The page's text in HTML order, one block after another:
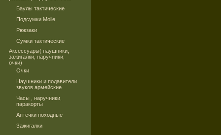
Баулы тактические
Подсумки Molle
Рюкзаки
Сумки тактические
Аксессуары( наушники,
зажигалки, наручники,
очки)
Очки
Наушники и подавители
звуков армейские
Часы , наручники,
паракорты
Аптечки походные
Зажигалки